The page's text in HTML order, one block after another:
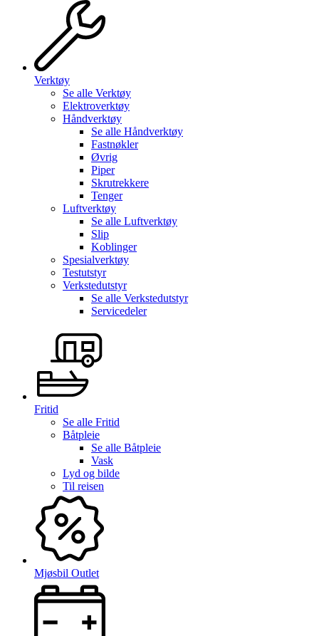
Verktøy
Se alle Verktøy
Elektroverktøy
Håndverktøy
Se alle Håndverktøy
Fastnøkler
Øvrig
Piper
Skrutrekkere
Tenger
Luftverktøy
Se alle Luftverktøy
Slip
Koblinger
Spesialverktøy
Testutstyr
Verkstedutstyr
Se alle Verkstedutstyr
Servicedeler
Fritid
Se alle Fritid
Båtpleie
Se alle Båtpleie
Vask
Lyd og bilde
Til reisen
Mjøsbil Outlet